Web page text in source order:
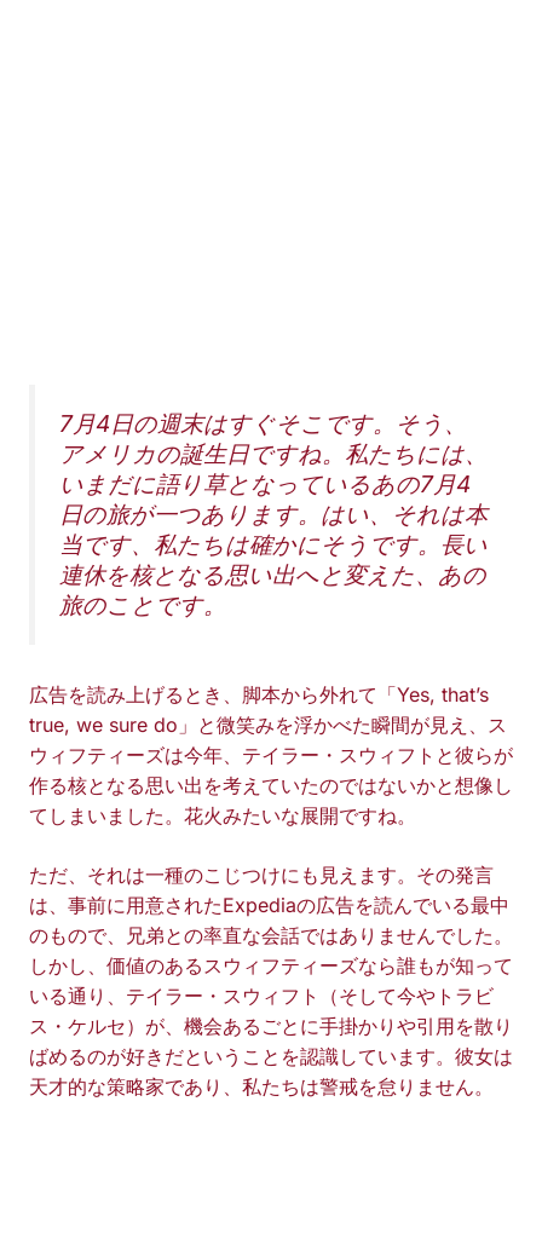
7月4日の週末はすぐそこです。そう、
アメリカの誕生日ですね。私たちには、
いまだに語り草となっているあの7月4
日の旅が一つあります。はい、それは本
当です、私たちは確かにそうです。長い
連休を核となる思い出へと変えた、あの
旅のことです。
広告を読み上げるとき、脚本から外れて「Yes, that’s
true, we sure do」と微笑みを浮かべた瞬間が見え、ス
ウィフティーズは今年、テイラー・スウィフトと彼らが
作る核となる思い出を考えていたのではないかと想像し
てしまいました。花火みたいな展開ですね。
ただ、それは一種のこじつけにも見えます。その発言
は、事前に用意されたExpediaの広告を読んでいる最中
のもので、兄弟との率直な会話ではありませんでした。
しかし、価値のあるスウィフティーズなら誰もが知って
いる通り、テイラー・スウィフト（そして今やトラビ
ス・ケルセ）が、機会あるごとに手掛かりや引用を散り
ばめるのが好きだということを認識しています。彼女は
天才的な策略家であり、私たちは警戒を怠りません。